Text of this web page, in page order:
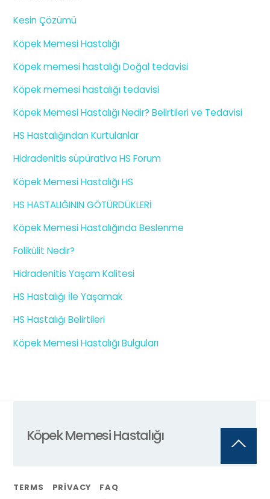
Kesin Çözümü
Köpek Memesi Hastalığı
Köpek memesi hastalığı Doğal tedavisi
Köpek memesi hastalığı tedavisi
Köpek Memesi Hastalığı Nedir? Belirtileri ve Tedavisi
HS Hastalığından Kurtulanlar
Hidradenitis süpürativa HS Forum
Köpek Memesi Hastalığı HS
HS HASTALIĞININ GÖTÜRDÜKLERİ
Köpek Memesi Hastalığında Beslenme
Folikülit Nedir?
Hidradenitis Yaşam Kalitesi
HS Hastalığı İle Yaşamak
HS Hastalığı Belirtileri
Köpek Memesi Hastalığı Bulguları
Back
Top
Köpek Memesi Hastalığı
TERMS PRIVACY FAQ